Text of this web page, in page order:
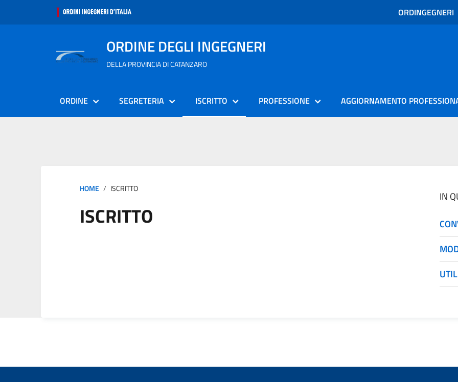
ORDINGEGNERI
ORDINE DEGLI INGEGNERI
DELLA PROVINCIA DI CATANZARO
ORDINE SEGRETERIA ISCRITTO PROFESSIONE AGGIORNAMENTO
HOME ISCRITTO
ISCRITTO
IN